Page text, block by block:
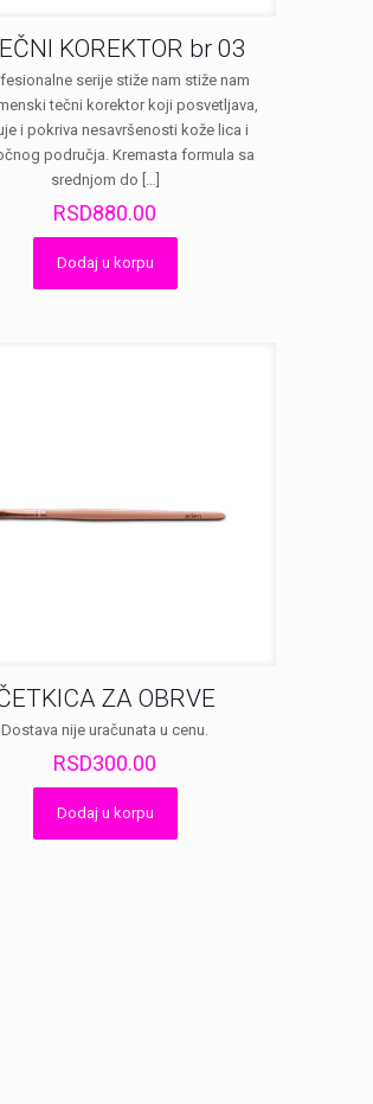
KOREKTOR br 03
serije stiže nam stiže nam
tečni korektor koji posvetljava,
i pokriva nesavršenosti kože lica i
područja. Kremasta formula sa
srednjom do […]
RSD880.00
Dodaj u korpu
ZA OBRVE
Dostava nije uračunata u cenu.
RSD300.00
Dodaj u korpu